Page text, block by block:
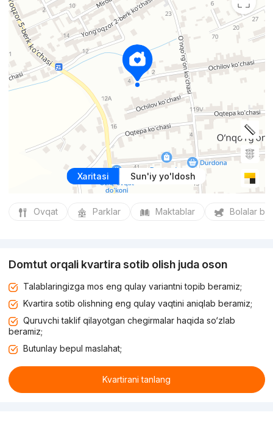
Xaritasi Sun'iy yo'ldosh
Ovqat Parklar Maktablar Bolalar
Domtut orqali kvartira sotib olish juda oson
Talablaringizga mos eng qulay variantni topib beramiz;
Kvartira sotib olishning eng qulay vaqtini aniqlab beramiz;
Quruvchi taklif qilayotgan chegirmalar haqida so‘zlab
beramiz;
Butunlay bepul maslahat;
Kvartirani tanlang